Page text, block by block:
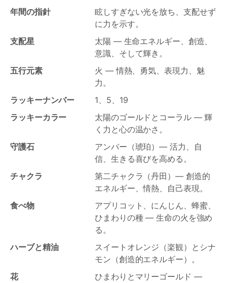
年間の指針
眩しすぎない光を放ち、支配せず
に力を示す。
支配星
太陽 — 生命エネルギー、創造、
意識、そして輝き。
五行元素
火 — 情熱、勇気、表現力、魅
力。
ラッキーナンバー
1、5、19
ラッキーカラー
太陽のゴールドとコーラル — 輝
く力と心の温かさ。
守護石
アンバー（琥珀）— 活力、自
信、生きる喜びを高める。
チャクラ
第二チャクラ（丹田）— 創造的
エネルギー、情熱、自己表現。
食べ物
アプリコット、にんじん、蜂蜜、
ひまわりの種 — 生命の火を強め
る。
ハーブと精油
スイートオレンジ（楽観）とシナ
モン（創造的エネルギー）。
花
ひまわりとマリーゴールド —